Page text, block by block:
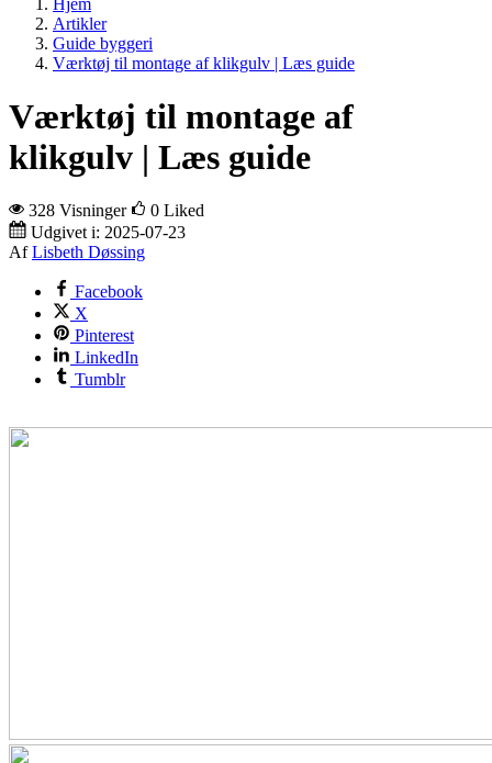
Artikler
Guide byggeri
Værktøj til montage af klikgulv | Læs guide
Værktøj til montage af
klikgulv | Læs guide
328 Visninger 0 Liked
Udgivet i: 2025-07-23
Af Lisbeth Døssing
Facebook
X
Pinterest
LinkedIn
Tumblr